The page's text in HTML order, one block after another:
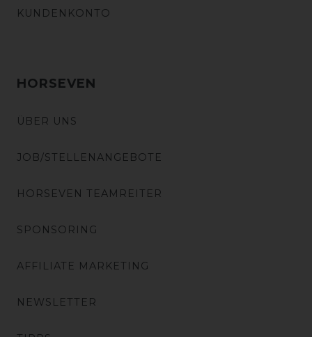
KUNDENKONTO
HORSEVEN
ÜBER UNS
JOB/STELLENANGEBOTE
HORSEVEN TEAMREITER
SPONSORING
AFFILIATE MARKETING
NEWSLETTER